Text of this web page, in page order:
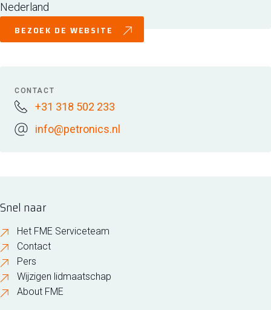
Nederland
BEZOEK DE WEBSITE
CONTACT
+31 318 502 233
info@petronics.nl
Snel naar
Het FME Serviceteam
Contact
Pers
Wijzigen lidmaatschap
About FME